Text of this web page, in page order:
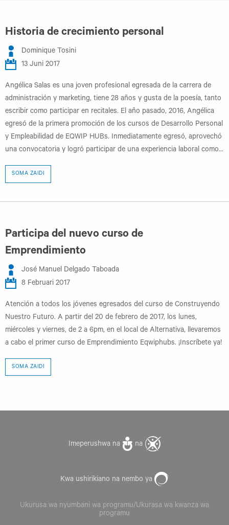
Historia de crecimiento personal
Dominique Tosini
13 Juni 2017
Angélica Salas es una joven profesional egresada de la carrera de
administración y marketing, tiene 28 años y gusta de la poesía, tanto
escribir como participar en recitales. El año pasado, 2016, Angélica
egresó de la primera promoción de los cursos de Desarrollo Personal
y Empleabilidad de EQWIP HUBs. Inmediatamente egresó, aprovechó
una convocatoria y logró participar de una experiencia laboral como...
SOMA ZAIDI
Participa del nuevo curso de
Emprendimiento
José Manuel Delgado Taboada
8 Februari 2017
Atención a todos los jóvenes egresados del curso de Construyendo
Nuestro Futuro. A partir del 20 de febrero de 2017, los lunes,
miércoles y viernes, de 2 a 6pm, en el local de Alternativa, llevaremos
a cabo el primer curso de Emprendimiento Eqwiphubs. ¡Inscríbete ya!
SOMA ZAIDI
Imeperushwa na na
Kwa ushirikiano na nembo ya
Ukurusa wa nyumbani wa programu/Ukurasa wa kwanza wa
programu